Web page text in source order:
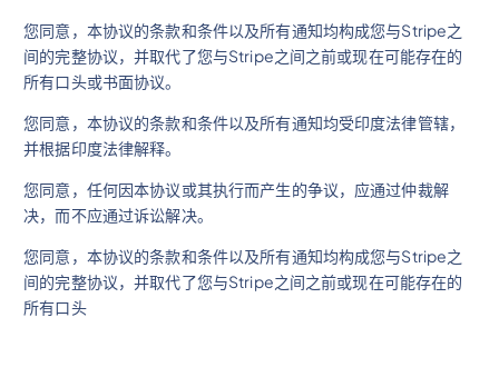
您同意，本协议的条款和条件以及所有通知均构成您与Stripe之
间的完整协议，并取代了您与Stripe之间之前或现在可能存在的
所有口头或书面协议。
您同意，本协议的条款和条件以及所有通知均受印度法律管辖，
并根据印度法律解释。
您同意，任何因本协议或其执行而产生的争议，应通过仲裁解
决，而不应通过诉讼解决。
您同意，本协议的条款和条件以及所有通知均构成您与Stripe之
间的完整协议，并取代了您与Stripe之间之前或现在可能存在的
所有口头